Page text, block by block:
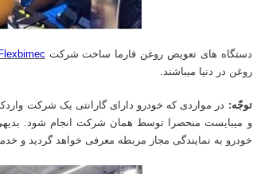
دستگاه های تعویض روغن فارما ساخت شرکت Flexbimec
روغن در دنیا میباشند.
توجّه: در مواردی که خودرو دارای گارانتی یک شرکت
و میبایست منحصرا توسط همان شرکت انجام شود.
خودرو به نمایندگی مجاز مربطه معرفی خواهد گردید و